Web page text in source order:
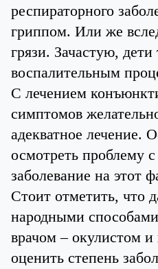
респираторного
гриппом. Или же
грязи. Зачастую,
воспалительным
С лечением
симптомов
адекватное лечение.
осмотреть проблему
заболевание на этот
Стоит отметить, что
народными
врачом – окулистом
оценить степень